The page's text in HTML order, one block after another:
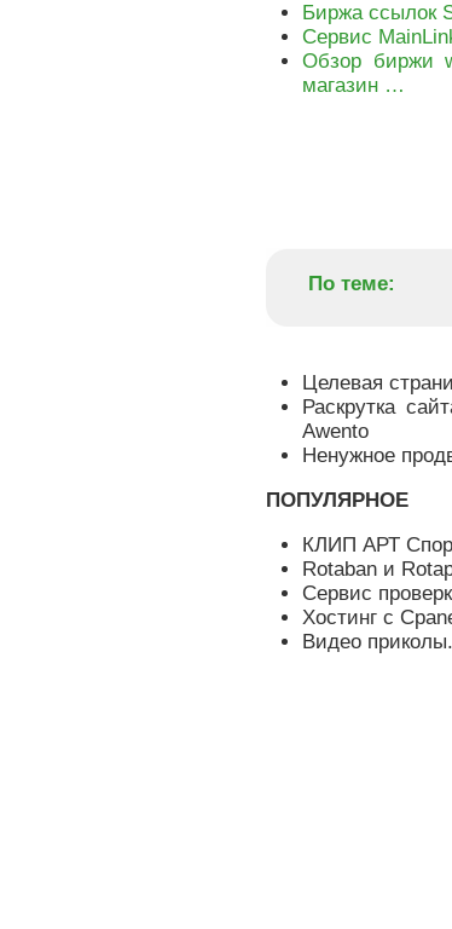
Биржа ссылок
Сервис
Обзор биржи
магазин …
По теме:
Целевая
Раскрутка
Awento
Ненужное
ПОПУЛЯРНОЕ
КЛИП АРТ
Rotaban и
Сервис
Хостинг с
Видео